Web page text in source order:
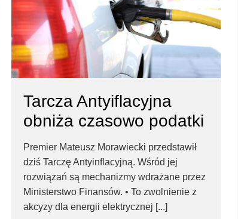
Tarcza Antyiflacyjna
obniża czasowo podatki
Premier Mateusz Morawiecki przedstawił
dziś Tarczę Antyinflacyjną. Wśród jej
rozwiązań są mechanizmy wdrażane przez
Ministerstwo Finansów. • To zwolnienie z
akcyzy dla energii elektrycznej [...]